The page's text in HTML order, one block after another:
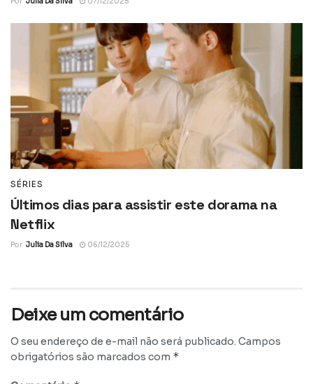
SÉRIES
Últimos dias para assistir este dorama na
Netflix
Por Julia Da Silva 06/12/2025
Deixe um comentário
O seu endereço de e-mail não será publicado. Campos
obrigatórios são marcados com *